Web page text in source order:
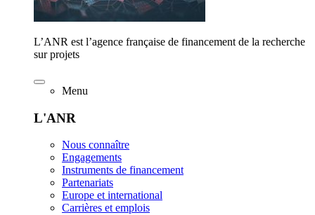
L’ANR est l’agence française de financement de la recherche
sur projets
Menu
L'ANR
Nous connaître
Engagements
Instruments de financement
Partenariats
Europe et international
Carrières et emplois